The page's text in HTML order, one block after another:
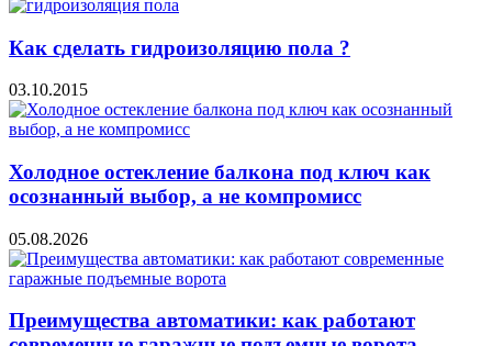
Как сделать гидроизоляцию пола ?
03.10.2015
Холодное остекление балкона под ключ как
осознанный выбор, а не компромисс
05.08.2026
Преимущества автоматики: как работают